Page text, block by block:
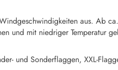
aus. Ab
und mit niedriger Temperatur
und Sonderflaggen, XXL-